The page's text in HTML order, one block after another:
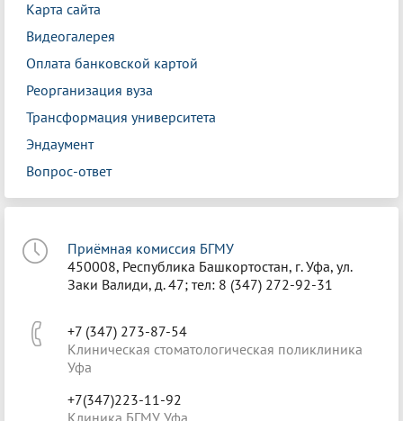
Карта сайта
Видеогалерея
Оплата банковской картой
Реорганизация вуза
Трансформация университета
Эндаумент
Вопрос-ответ
Приёмная комиссия БГМУ
450008, Республика Башкортостан, г. Уфа, ул.
Заки Валиди, д. 47; тел: 8 (347) 272-92-31
+7 (347) 273-87-54
Клиническая стоматологическая поликлиника
Уфа
+7(347)223-11-92
Клиника БГМУ Уфа